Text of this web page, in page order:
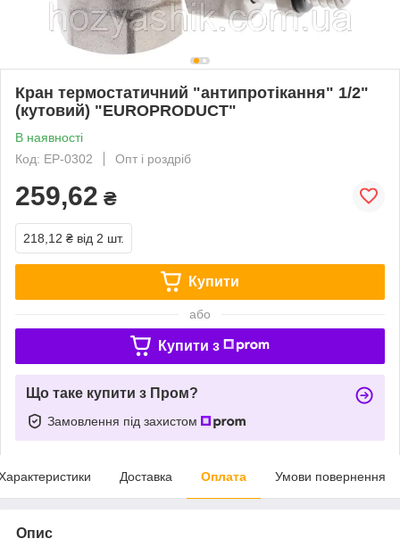
Кран термостатичний "антипротікання" 1/2"
(кутовий) "EUROPRODUCT"
В наявності
Код: EP-0302
Опт і роздріб
259,62 ₴
218,12 ₴ від 2 шт.
Купити
або
Купити з
Що таке купити з Пром?
Замовлення під захистом
Доставка Оплата Умови повернення
Опис